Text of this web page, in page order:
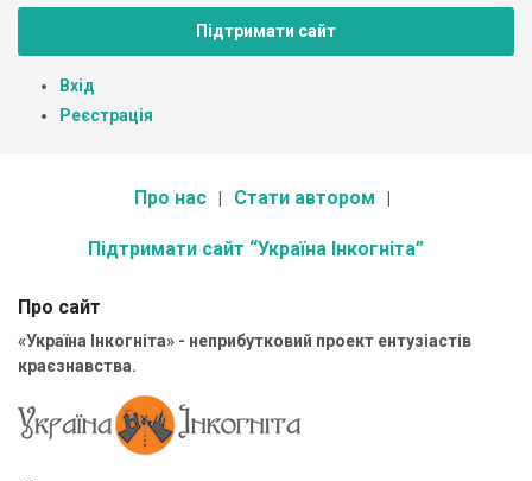
Підтримати сайт
Вхід
Реєстрація
Про нас Стати автором
Підтримати сайт “Україна Інкогніта”
Про сайт
«Україна Інкогніта» - неприбутковий проект ентузіастів
краєзнавства.